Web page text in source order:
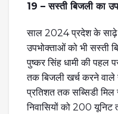
19 – सस्ती बिजली का
साल 2024 प्रदेश के साढ़े
उपभोक्ताओं को भी सस्ती
पुष्कर सिंह धामी की पहल
तक बिजली खर्च करने वाले
प्रतिशत तक सब्सिडी मिल
निवासियों को 200